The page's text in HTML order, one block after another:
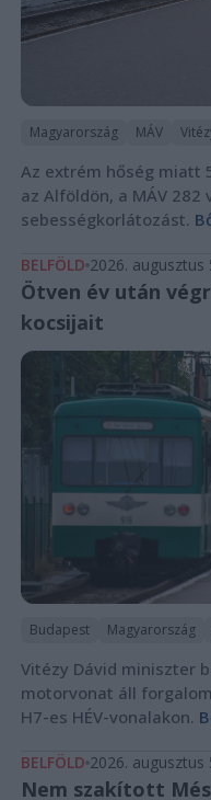
Magyarország MÁV
Az extrém hőség miatt
az Alföldön, a MÁV
sebességkorlátozást.
BELFÖLD 2026. augusztus
Ötven év után
kocsijait
Budapest Magyarország
Vitézy Dávid miniszter
motorvonat áll
H7-es HÉV-vonalakon.
BELFÖLD 2026. augusztus
Nem szakított